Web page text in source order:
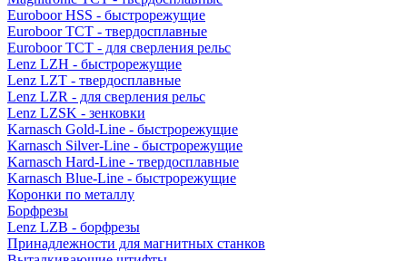
Euroboor HSS - быстрорежущие
Euroboor TCT - твердосплавные
Euroboor TCT - для сверления рельс
Lenz LZH - быстрорежущие
Lenz LZT - твердосплавные
Lenz LZR - для сверления рельс
Lenz LZSK - зенковки
Karnasch Gold-Line - быстрорежущие
Karnasch Silver-Line - быстрорежущие
Karnasch Hard-Line - твердосплавные
Karnasch Blue-Line - быстрорежущие
Коронки по металлу
Борфрезы
Lenz LZB - борфрезы
Принадлежности для магнитных станков